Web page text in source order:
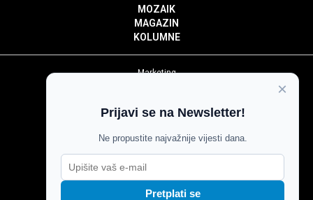
MOZAIK
MAGAZIN
KOLUMNE
Marketing
Impressum
Pravila komentiranja
Agroglas
×
Prijavi se na Newsletter!
Ne propustite najvažnije vijesti dana.
Pretplati se